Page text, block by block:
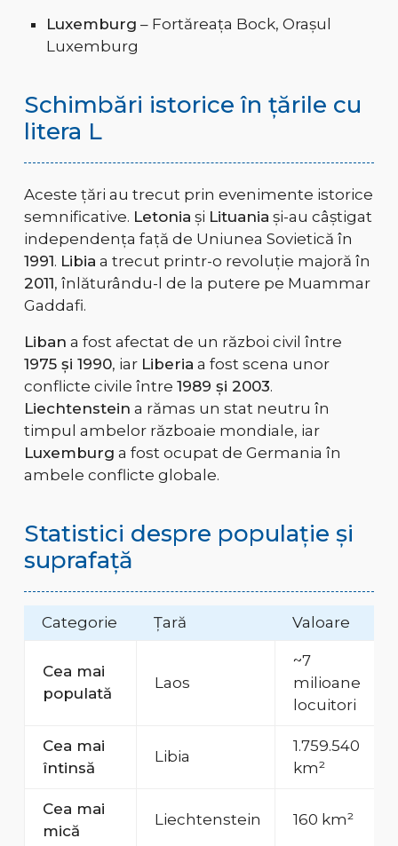
Luxemburg – Fortăreața Bock, Orașul
Luxemburg
Schimbări istorice în țările cu
litera L
Aceste țări au trecut prin evenimente istorice
semnificative. Letonia și Lituania și-au câștigat
independența față de Uniunea Sovietică în
1991. Libia a trecut printr-o revoluție majoră în
2011, înlăturându-l de la putere pe Muammar
Gaddafi.
Liban a fost afectat de un război civil între
1975 și 1990, iar Liberia a fost scena unor
conflicte civile între 1989 și 2003.
Liechtenstein a rămas un stat neutru în
timpul ambelor războaie mondiale, iar
Luxemburg a fost ocupat de Germania în
ambele conflicte globale.
Statistici despre populație și
suprafață
Categorie Țară Valoare
Cea mai
populată
Laos
~7
milioane
locuitori
Cea mai
întinsă
Libia
1.759.540
km²
Cea mai
mică
Liechtenstein 160 km²